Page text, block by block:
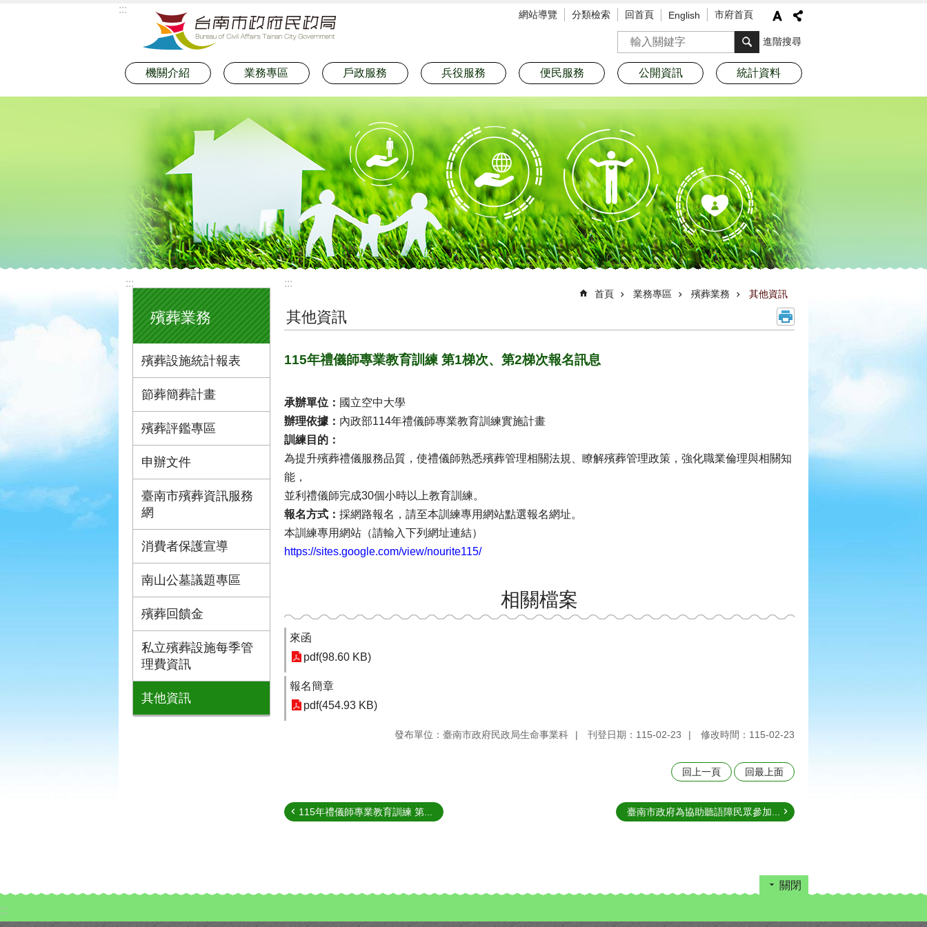
::: 網站導覽 分類檢索 回首頁 English 市府首頁
搜尋 進階搜尋
機關介紹 業務專區 戶政服務 兵役服務 便民服務 公開資訊 統計資料
:::
殯葬業務
殯葬設施統計報表
節葬簡葬計畫
殯葬評鑑專區
申辦文件
臺南市殯葬資訊服務
網
消費者保護宣導
南山公墓議題專區
殯葬回饋金
私立殯葬設施每季管
理費資訊
其他資訊
:::
首頁 業務專區 殯葬業務 其他資訊
其他資訊
115年禮儀師專業教育訓練 第1梯次、第2梯次報名訊息
承辦單位： 國立空中大學
辦理依據： 內政部114年禮儀師專業教育訓練實施計畫
訓練目的：
為提升殯葬禮儀服務品質，使禮儀師熟悉殯葬管理相關法規、瞭解殯葬管理政策，強化職業倫理與相關知
能，
並利禮儀師完成30個小時以上教育訓練。
報名方式： 採網路報名，請至本訓練專用網站點選報名網址。
本訓練專用網站（請輸入下列網址連結）
https://sites.google.com/view/nourite115/
相關檔案
來函
pdf(98.60 KB)
報名簡章
pdf(454.93 KB)
發布單位：臺南市政府民政局生命事業科 刊登日期：115-02-23 修改時間：115-02-23
回上一頁 回最上面
115年禮儀師專業教育訓練 第... 臺南市政府為協助聽語障民眾參加...
關閉
:::